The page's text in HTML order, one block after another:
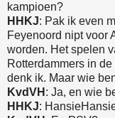
kampioen?
HHKJ: Pak ik even
Feyenoord nipt voor
worden. Het spelen
Rotterdammers in
denk ik. Maar wie
KvdVH : Ja, en wie
HHKJ: